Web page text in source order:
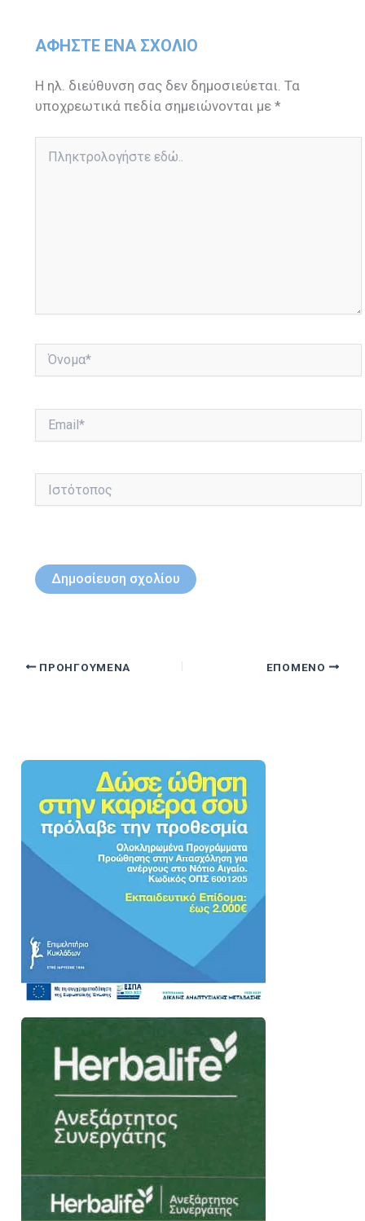
ΑΦΉΣΤΕ ΈΝΑ ΣΧΌΛΙΟ
Η ηλ. διεύθυνση σας δεν δημοσιεύεται. Τα
υποχρεωτικά πεδία σημειώνονται με*
εδώ..
Όνομα*
Ιστότοπος
ΠΡΟΗΓΟΎΜΕΝΑ ΕΠΌΜΕΝΟ